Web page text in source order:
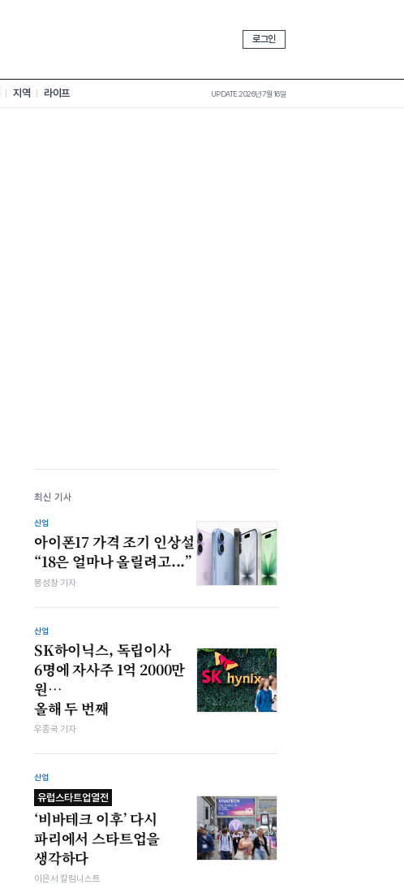
로그인
지역 라이프 UPDATE 2026년 7월 16일
최신 기사
산업
아이폰17 가격 조기 인상설
“18은 얼마나 올릴려고...”
봉성창 기자
산업
SK하이닉스, 독립이사
6명에 자사주 1억 2000만
원…
올해 두 번째
우종국 기자
산업
유럽스타트업열전
‘비바테크 이후’ 다시
파리에서 스타트업을
생각하다
이은서 칼럼니스트